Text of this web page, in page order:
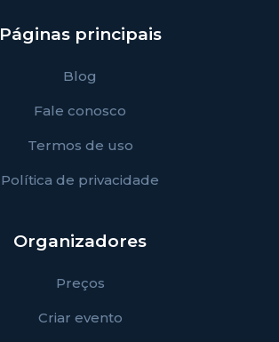
Páginas principais
Blog
Fale conosco
Termos de uso
Política de privacidade
Organizadores
Preços
Criar evento